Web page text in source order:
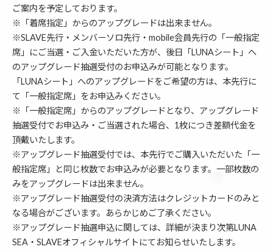
ご案内を予定しております。
※「着席指定」からのアップグレードは出来ません。
※SLAVE先行・メンバーソロ先行・mobile会員先行の「一般指定
席」にご当選・ご入金いただいた方が、後日「LUNAシート」へ
のアップグレード抽選受付のお申込みが可能となります。
「LUNAシート」へのアップグレードをご希望の方は、本先行に
て「一般指定席」をお申込みください。
※「一般指定席」からのアップグレードとなり、アップグレード
抽選受付でお申込み・ご当選された場合、1枚につき差額代金を
頂戴いたします。
※アップグレード抽選受付では、本先行でご購入いただいた「一
般指定席」と同じ枚数でお申込みが必要となります。一部枚数の
みをアップグレードは出来ません。
※アップグレード抽選受付の決済方法はクレジットカードのみと
なる場合がございます。あらかじめご了承ください。
※アップグレード抽選申込に関しては、詳細が決まり次第LUNA
SEA・SLAVEオフィシャルサイトにてお知らせいたします。